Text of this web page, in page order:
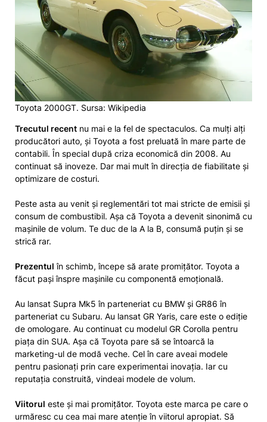
Toyota 2000GT. Sursa: Wikipedia
Trecutul recent nu mai e la fel de spectaculos. Ca mulți alți
producători auto, și Toyota a fost preluată în mare parte de
contabili. În special după criza economică din 2008. Au
continuat să inoveze. Dar mai mult în direcția de fiabilitate și
optimizare de costuri.
Peste asta au venit și reglementări tot mai stricte de emisii și
consum de combustibil. Așa că Toyota a devenit sinonimă cu
mașinile de volum. Te duc de la A la B, consumă puțin și se
strică rar.
Prezentul în schimb, începe să arate promițător. Toyota a
făcut pași înspre mașinile cu componentă emoțională.
Au lansat Supra Mk5 în parteneriat cu BMW și GR86 în
parteneriat cu Subaru. Au lansat GR Yaris, care este o ediție
de omologare. Au continuat cu modelul GR Corolla pentru
piața din SUA. Așa că Toyota pare să se întoarcă la
marketing-ul de modă veche. Cel în care aveai modele
pentru pasionați prin care experimentai inovația. Iar cu
reputația construită, vindeai modele de volum.
Viitorul este și mai promițător. Toyota este marca pe care o
urmăresc cu cea mai mare atenție în viitorul apropiat. Să